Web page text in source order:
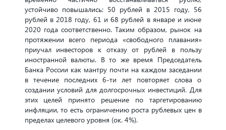
устойчиво повышались: 50 рублей в 2015 году, 56
рублей в 2018 году, 61 и 68 рублей в январе и июне
2020 года соответственно. Таким образом, рынок на
протяжении всего периода «свободного плавания»
приучал инвесторов к отказу от рублей в пользу
иностранной валюты. В то же время Председатель
Банка России как мантру почти на каждом заседании
в течение последних 6-ти лет повторяет слова о
создании условий для долгосрочных инвестиций. Для
этих целей принято решение по таргетированию
инфляции, то есть ограничению роста рублевых цен в
пределах целевого уровня (ок. 4%).